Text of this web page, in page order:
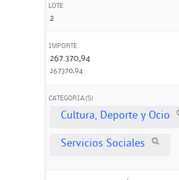
LOTE
2
IMPORTE
267.370,94
267370,94
CATEGORIA(S)
Cultura, Deporte y Ocio
Servicios Sociales